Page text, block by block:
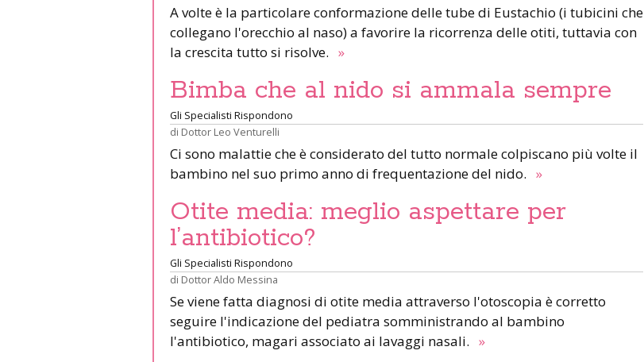
A volte è la particolare conformazione delle tube di Eustachio (i tubicini che
collegano l'orecchio al naso) a favorire la ricorrenza delle otiti, tuttavia con
la crescita tutto si risolve. »
Bimba che al nido si ammala sempre
Gli Specialisti Rispondono
di Dottor Leo Venturelli
Ci sono malattie che è considerato del tutto normale colpiscano più volte il
bambino nel suo primo anno di frequentazione del nido. »
Otite media: meglio aspettare per
l’antibiotico?
Gli Specialisti Rispondono
di Dottor Aldo Messina
Se viene fatta diagnosi di otite media attraverso l'otoscopia è corretto
seguire l'indicazione del pediatra somministrando al bambino
l'antibiotico, magari associato ai lavaggi nasali. »